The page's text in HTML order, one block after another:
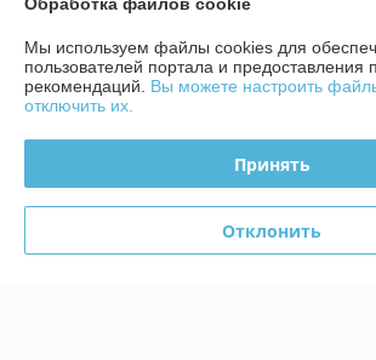
Контакты
Доставка и оплата
Полная версия сайта
Политика обработки cookies
Мы используем файлы cookies для
пользователей портала и предоставления
рекомендаций. Вы можете настроить
отключить их.
Принять
Отклонить